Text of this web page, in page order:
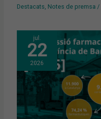
Destacats Notes de premsa /
jul.
22
2026